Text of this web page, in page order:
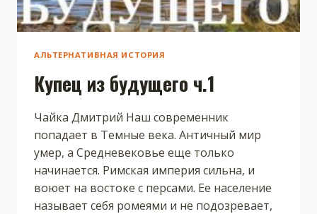
АЛЬТЕРНАТИВНАЯ ИСТОРИЯ
Купец из будущего ч.1
Чайка Дмитрий Наш современник
попадает в Темные века. Античный мир
умер, а Средневековье еще только
начинается. Римская империя сильна, и
воюет на востоке с персами. Ее население
называет себя ромеями и не подозревает,